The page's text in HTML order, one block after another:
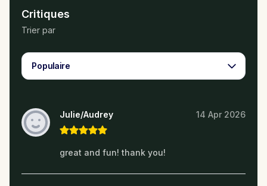
Critiques
Trier par
Populaire
Julie/Audrey 14 Apr 2026
great and fun! thank you!